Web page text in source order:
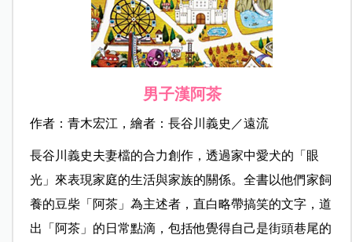
男子漢阿茶
作者：青木宏江，繪者：長谷川義史／遠流
長谷川義史夫妻檔的合力創作，透過家中愛犬的「眼
光」來表現家庭的生活與家族的關係。全書以他們家飼
養的豆柴「阿茶」為主述者，直白略帶搞笑的文字，道
出「阿茶」的日常點滴，包括他覺得自己是街頭巷尾的